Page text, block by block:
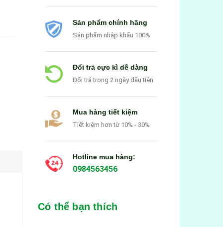
Sản phẩm chính hãng
Sản phẩm nhập khẩu 100%
Đổi trả cực kì dễ dàng
Đổi trả trong 2 ngày đầu tiên
Mua hàng tiết kiệm
Tiết kiệm hơn từ 10% - 30%
Hotline mua hàng:
0984563456
Có thể bạn thích